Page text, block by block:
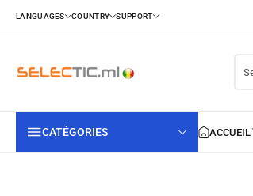
CATÉGORIES